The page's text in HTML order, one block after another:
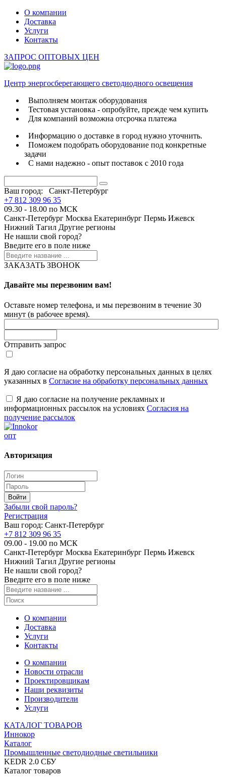
О компании
Доставка
Услуги
Контакты
ЗАПРОС ОПТОВЫХ ЦЕН
Центр энергосберегающего светодиодного освещения
Выполняем монтаж оборудования
Тестовая установка - опробуйте, прежде чем купить
Для компаний возможна отсрочка платежа
Информацию о доставке в город нужно уточнить.
Поможем подобрать оборудование под конкретные
задачи
С нами надежно - опыт поставок с 2010 года
Ваш город:
Санкт-Петербург
+7 812 309 96 35
09.30 - 18.00 по МСК
Санкт-Петербург Москва Екатеринбург Пермь Ижевск
Нижний Тагил Другие регионы
Не нашли свой город?
Введите его в поле ниже
ЗАКАЗАТЬ ЗВОНОК
Давайте мы перезвоним вам!
Оставьте номер телефона, и мы перезвоним в течение 30
минут (в рабочее время).
Отправить запрос
Я даю согласие на обработку персональных данных в целях
указанных в Согласие на обработку персональных данных
Я даю согласие на получение рекламных и
информационных рассылок на условиях Согласия на
получение рассылок
опт
Авторизация
Забыли свой пароль?
Регистрация
Ваш город: Санкт-Петербург
+7 812 309 96 35
09.00 - 19.00 по МСК
Санкт-Петербург Москва Екатеринбург Пермь Ижевск
Нижний Тагил Другие регионы
Не нашли свой город?
Введите его в поле ниже
О компании
Доставка
Услуги
Контакты
О компании
Новости отрасли
Проектировщикам
Наши реквизиты
Производители
Услуги
КАТАЛОГ ТОВАРОВ
Иннокор
Каталог
Промышленные светодиодные светильники
KEDR 2.0 СБУ
Каталог товаров